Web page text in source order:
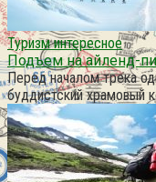
Туризм интересное
Подъем на айленд-
Перед началом трека
буддистский храмовый